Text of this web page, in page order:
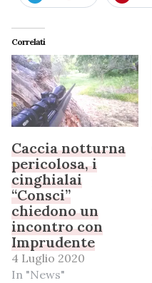
Correlati
Caccia notturna
pericolosa, i
cinghialai
“Consci”
chiedono un
incontro con
Imprudente
4 Luglio 2020
In "News"